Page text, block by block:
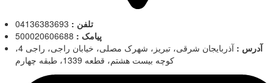
تلفن :
پیامک :
آدرس :
آذربایجان شرقی، تبریز، شهرک مصلی، خیابان راجی، راجی 4،
کوچه بیست هشتم، قطعه 1339، طبقه چهارم